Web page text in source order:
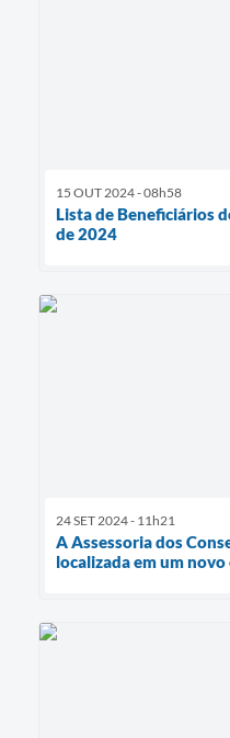
15 OUT 2024 - 08h58
Lista de Beneficiários
de 2024
24 SET 2024 - 11h21
A Assessoria dos
localizada em um